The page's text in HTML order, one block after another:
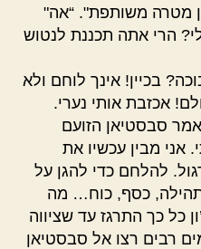
מטרה משותפת". “אה"
הרי אתה תכננת לנטוש
בכיין! אינך לוחם ולא
אכזבת אותי נערי.
סבסטיאן הזועם
אני מבין עכשיו את
להלחם כדי להגן על
כסף, כוח… מה
כל כך התרגז עד שציווה
רבים רצו אל סבסטיאן